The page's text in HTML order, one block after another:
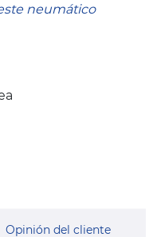
neumático
Opinión del cliente